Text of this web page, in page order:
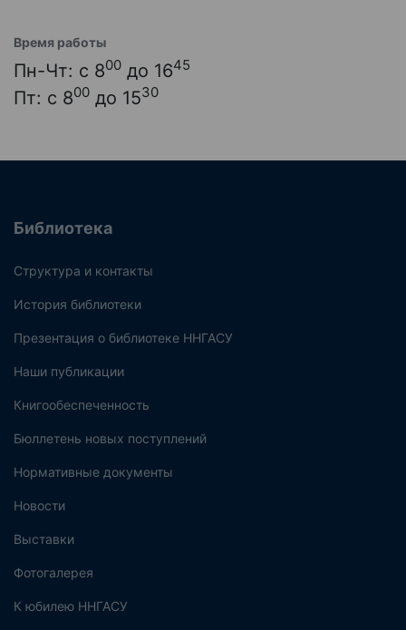
Время работы
Пн-Чт: с 800 до 1645
Пт: с 800 до 1530
Библиотека
Структура и контакты
История библиотеки
Презентация о библиотеке ННГАСУ
Наши публикации
Книгообеспеченность
Бюллетень новых поступлений
Нормативные документы
Новости
Выставки
Фотогалерея
К юбилею ННГАСУ